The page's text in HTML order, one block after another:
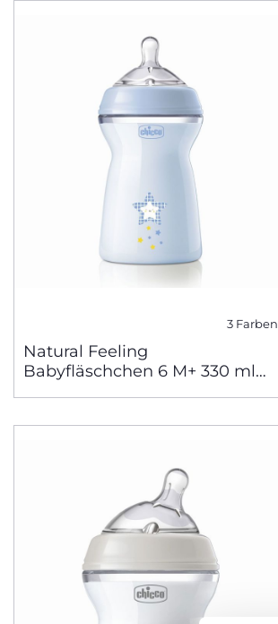
3 Farben
Natural Feeling
Babyfläschchen 6 M+ 330 ml